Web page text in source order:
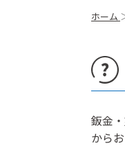
ホーム
鈑金
から